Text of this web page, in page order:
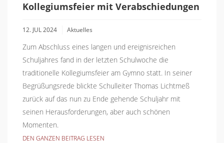
Kollegiumsfeier mit Verabschiedungen
12. JUL 2024 Aktuelles
Zum Abschluss eines langen und ereignisreichen
Schuljahres fand in der letzten Schulwoche die
traditionelle Kollegiumsfeier am Gymno statt. In seiner
Begrüßungsrede blickte Schulleiter Thomas Lichtmeß
zurück auf das nun zu Ende gehende Schuljahr mit
seinen Herausforderungen, aber auch schönen
Momenten.
DEN GANZEN BEITRAG LESEN